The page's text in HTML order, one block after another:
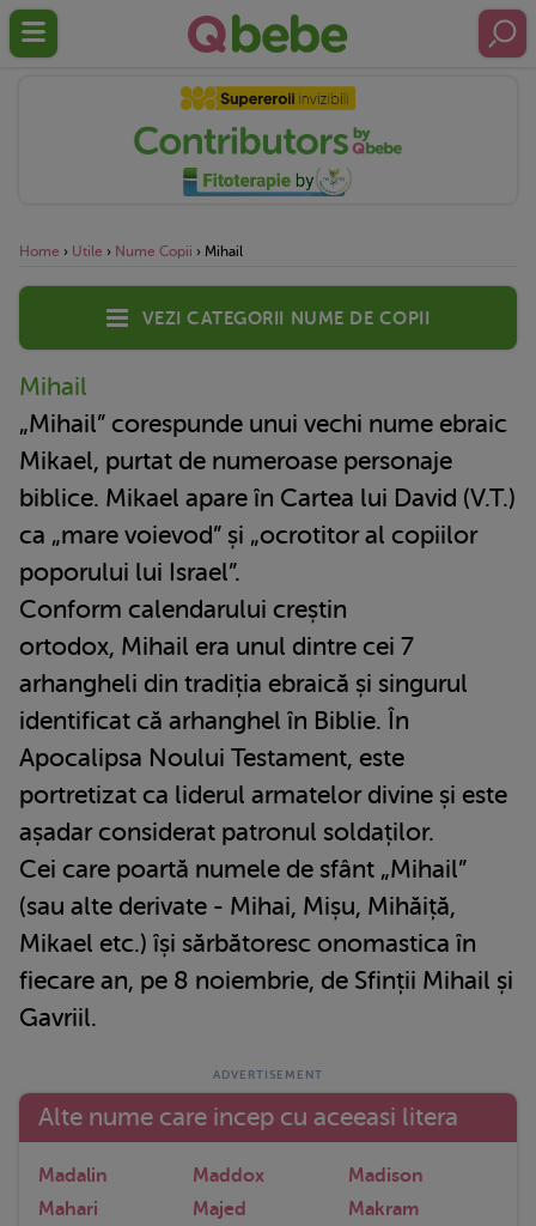
Home › Utile › Nume Copii › Mihail
Vezi categorii nume de copii
Mihail
„Mihail” corespunde unui vechi nume ebraic
Mikael, purtat de numeroase personaje
biblice. Mikael apare în Cartea lui David (V.T.)
ca „mare voievod” și „ocrotitor al copiilor
poporului lui Israel”.
Conform calendarului creștin
ortodox, Mihail era unul dintre cei 7
arhangheli din tradiția ebraică și singurul
identificat că arhanghel în Biblie. În
Apocalipsa Noului Testament, este
portretizat ca liderul armatelor divine și este
așadar considerat patronul soldaților.
Cei care poartă numele de sfânt „Mihail”
(sau alte derivate - Mihai, Mișu, Mihăiță,
Mikael etc.) își sărbătoresc onomastica în
fiecare an, pe 8 noiembrie, de Sfinții Mihail și
Gavriil.
Alte nume care incep cu aceeasi litera
Madalin Maddox
Madison
Mahari
Majed
Makram